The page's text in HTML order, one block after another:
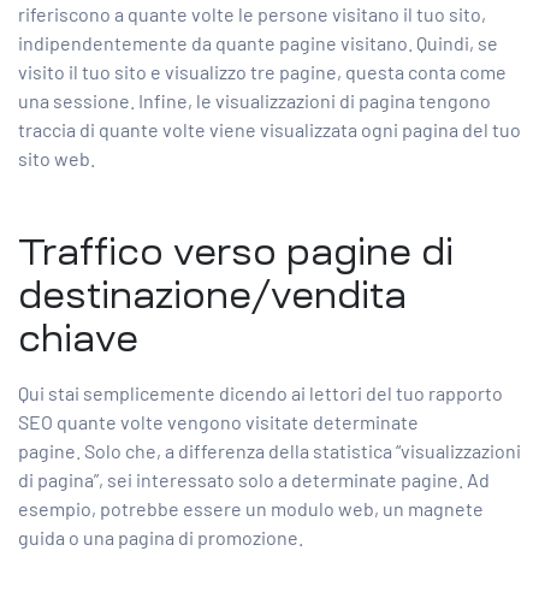
riferiscono a quante volte le persone visitano il tuo sito,
indipendentemente da quante pagine visitano. Quindi, se
visito il tuo sito e visualizzo tre pagine, questa conta come
una sessione. Infine, le visualizzazioni di pagina tengono
traccia di quante volte viene visualizzata ogni pagina del tuo
sito web.
Traffico verso pagine di
destinazione/vendita
chiave
Qui stai semplicemente dicendo ai lettori del tuo rapporto
SEO quante volte vengono visitate determinate
pagine. Solo che, a differenza della statistica “visualizzazioni
di pagina”, sei interessato solo a determinate pagine. Ad
esempio, potrebbe essere un modulo web, un magnete
guida o una pagina di promozione.